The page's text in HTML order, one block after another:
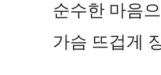
순수한 마음
가슴 뜨겁게